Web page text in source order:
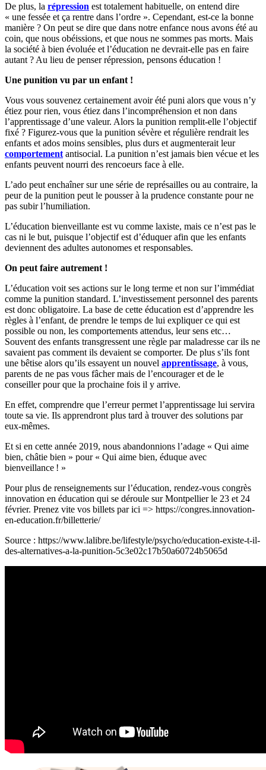
De plus, la répression est totalement habituelle, on entend dire
« une fessée et ça rentre dans l’ordre ». Cependant, est-ce la bonne
manière ? On peut se dire que dans notre enfance nous avons été au
coin, que nous obéissions, et que nous ne sommes pas morts. Mais
la société à bien évoluée et l’éducation ne devrait-elle pas en faire
autant ? Au lieu de penser répression, pensons éducation !
Une punition vu par un enfant !
Vous vous souvenez certainement avoir été puni alors que vous n’y
étiez pour rien, vous étiez dans l’incompréhension et non dans
l’apprentissage d’une valeur. Alors la punition remplit-elle l’objectif
fixé ? Figurez-vous que la punition sévère et régulière rendrait les
enfants et ados moins sensibles, plus durs et augmenterait leur
comportement antisocial. La punition n’est jamais bien vécue et les
enfants peuvent nourri des rencoeurs face à elle.
L’ado peut enchaîner sur une série de représailles ou au contraire, la
peur de la punition peut le pousser à la prudence constante pour ne
pas subir l’humiliation.
L’éducation bienveillante est vu comme laxiste, mais ce n’est pas le
cas ni le but, puisque l’objectif est d’éduquer afin que les enfants
deviennent des adultes autonomes et responsables.
On peut faire autrement !
L’éducation voit ses actions sur le long terme et non sur l’immédiat
comme la punition standard. L’investissement personnel des parents
est donc obligatoire. La base de cette éducation est d’apprendre les
règles à l’enfant, de prendre le temps de lui expliquer ce qui est
possible ou non, les comportements attendus, leur sens etc…
Souvent des enfants transgressent une règle par maladresse car ils ne
savaient pas comment ils devaient se comporter. De plus s’ils font
une bêtise alors qu’ils essayent un nouvel apprentissage, à vous,
parents de ne pas vous fâcher mais de l’encourager et de le
conseiller pour que la prochaine fois il y arrive.
En effet, comprendre que l’erreur permet l’apprentissage lui servira
toute sa vie. Ils apprendront plus tard à trouver des solutions par
eux-mêmes.
Et si en cette année 2019, nous abandonnions l’adage « Qui aime
bien, châtie bien » pour « Qui aime bien, éduque avec
bienveillance ! »
Pour plus de renseignements sur l’éducation, rendez-vous congrès
innovation en éducation qui se déroule sur Montpellier le 23 et 24
février. Prenez vite vos billets par ici => https://congres.innovation-
en-education.fr/billetterie/
Source : https://www.lalibre.be/lifestyle/psycho/education-existe-t-il-
des-alternatives-a-la-punition-5c3e02c17b50a60724b5065d